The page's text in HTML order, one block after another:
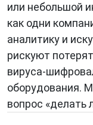
По форме
разделить на
текстовые,
данные
состоящих из
данные
диаграмм,
или небольшой
как одни
аналитику и
рискуют
вируса-
оборудования.
вопрос «делать